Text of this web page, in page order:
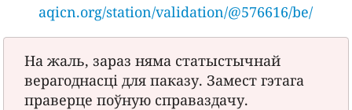
aqicn.org/station/validation/@576616/be/
На жаль, зараз няма статыстычнай
верагоднасці для паказу. Замест гэтага
праверце поўную справаздачу.